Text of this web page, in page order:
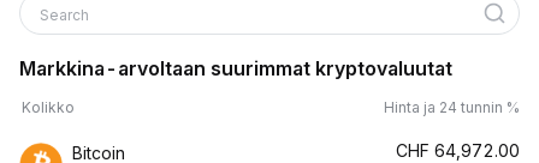
Search
Markkina-arvoltaan suurimmat kryptovaluutat
Kolikko Hinta ja 24 tunnin %
Bitcoin CHF 64,972.00